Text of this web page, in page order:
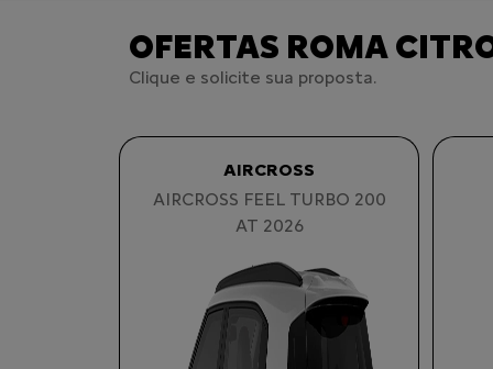
OFERTAS ROMA
Clique e solicite sua proposta.
AIRCROSS
AIRCROSS FEEL TURBO 200
AT 2026